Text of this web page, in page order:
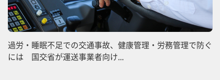
過労・睡眠不足での交通事故、健康管理・労務管理で防ぐ
には 国交省が運送事業者向け...